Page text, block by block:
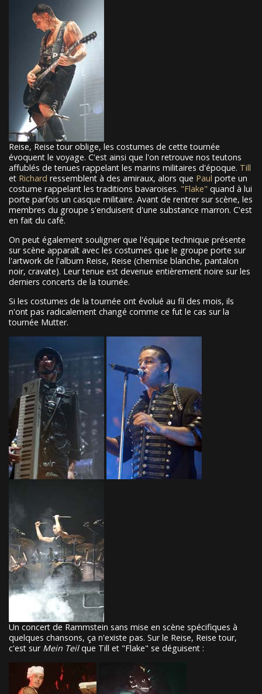
Reise, Reise tour oblige, les costumes de cette tournée
évoquent le voyage. C'est ainsi que l'on retrouve nos teutons
affublés de tenues rappelant les marins militaires d'époque. Till
et Richard ressemblent à des amiraux, alors que Paul porte un
costume rappelant les traditions bavaroises. "Flake" quand à lui
porte parfois un casque militaire. Avant de rentrer sur scène, les
membres du groupe s'enduisent d'une substance marron. C'est
en fait du café.
On peut également souligner que l'équipe technique présente
sur scène apparaît avec les costumes que le groupe porte sur
l'artwork de l'album Reise, Reise (chemise blanche, pantalon
noir, cravate). Leur tenue est devenue entièrement noire sur les
derniers concerts de la tournée.
Si les costumes de la tournée ont évolué au fil des mois, ils
n'ont pas radicalement changé comme ce fut le cas sur la
tournée Mutter.
Un concert de Rammstein sans mise en scène spécifiques à
quelques chansons, ça n'existe pas. Sur le Reise, Reise tour,
c'est sur Mein Teilque Till et "Flake" se déguisent :